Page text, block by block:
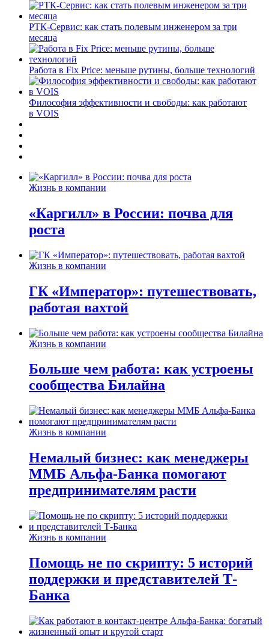
РТК-Сервис: как стать полевым инженером за три
месяца
Работа в Fix Price: меньше рутины, больше технологий
Философия эффективности и свободы: как работают
в VOIS
Жизнь в компании
«Каргилл» в России: почва для
роста
Жизнь в компании
ГК «Император»: путешествовать,
работая вахтой
Жизнь в компании
Больше чем работа: как устроены
сообщества Билайна
Жизнь в компании
Немалый бизнес: как менеджеры
ММБ Альфа-Банка помогают
предпринимателям расти
Жизнь в компании
Помощь не по скрипту: 5 историй
поддержки и представителей Т-
Банка